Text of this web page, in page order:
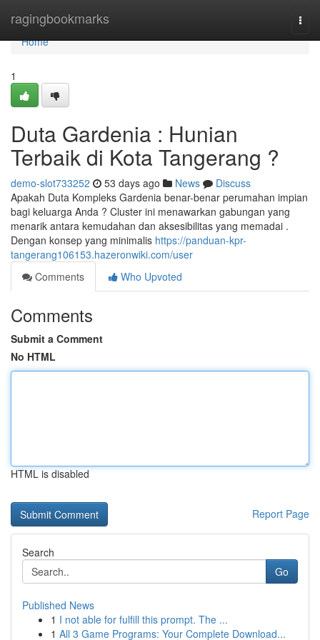
ragingbookmarks
Home
Home
1
Duta Gardenia : Hunian
Terbaik di Kota Tangerang ?
demo-slot733252 53 days ago News
Discuss
Apakah Duta Kompleks Gardenia benar-benar perumahan impian
bagi keluarga Anda ? Cluster ini menawarkan gabungan yang
menarik antara kemudahan dan aksesibilitas yang memadai .
Dengan konsep yang minimalis https://panduan-kpr-
tangerang106153.hazeronwiki.com/user
Comments
Who Upvoted
Comments
Submit a Comment
No HTML
HTML is disabled
Report Page
Search
Go
Published News
1 I not able for fulfill this prompt. The ...
1 All 3 Game Programs: Your Complete Download...